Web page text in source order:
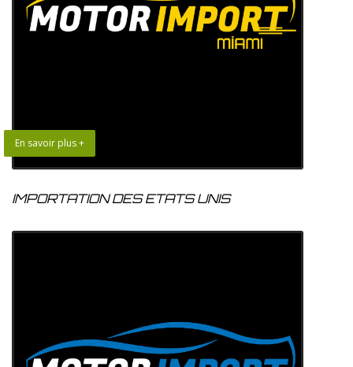
En savoir plus +
IMPORTATION DES ETATS UNIS